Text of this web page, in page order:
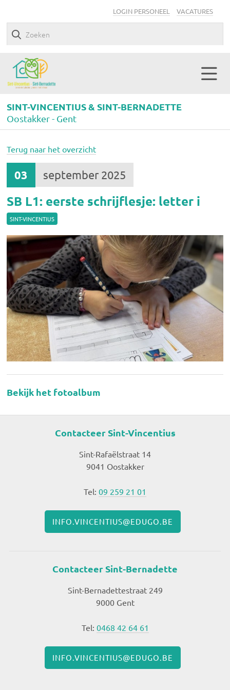
LOGIN PERSONEEL VACATURES
SINT-VINCENTIUS & SINT-BERNADETTE
Oostakker - Gent
Terug naar het overzicht
03 september 2025
SB L1: eerste schrijflesje: letter i
SINT-VINCENTIUS
Bekijk het fotoalbum
Contacteer Sint-Vincentius
Sint-Rafaëlstraat 14
9041 Oostakker
Tel: 09 259 21 01
INFO.VINCENTIUS@EDUGO.BE
Contacteer Sint-Bernadette
Sint-Bernadettestraat 249
9000 Gent
Tel: 0468 42 64 61
INFO.VINCENTIUS@EDUGO.BE